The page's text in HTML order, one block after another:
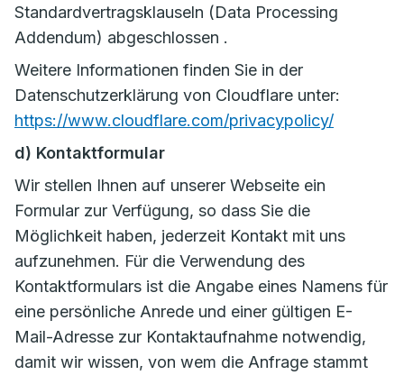
Standardvertragsklauseln (Data Processing
Addendum) abgeschlossen .
Weitere Informationen finden Sie in der
Datenschutzerklärung von Cloudflare unter:
https://www.cloudflare.com/privacypolicy/
d) Kontaktformular
Wir stellen Ihnen auf unserer Webseite ein
Formular zur Verfügung, so dass Sie die
Möglichkeit haben, jederzeit Kontakt mit uns
aufzunehmen. Für die Verwendung des
Kontaktformulars ist die Angabe eines Namens für
eine persönliche Anrede und einer gültigen E-
Mail-Adresse zur Kontaktaufnahme notwendig,
damit wir wissen, von wem die Anfrage stammt